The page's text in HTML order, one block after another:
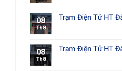
08
Th8
Trạm Điện Tử HT
08
Th8
Trạm Điện Tử HT